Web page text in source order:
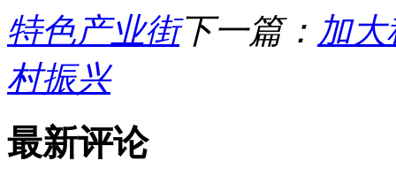
特色产业街下一篇： 加
村振兴
最新评论